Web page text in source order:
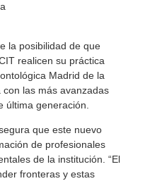
la posibilidad de que
realicen su práctica
Madrid de la
las más avanzadas
última generación.
que este nuevo
de profesionales
de la institución. “El
fronteras y estas